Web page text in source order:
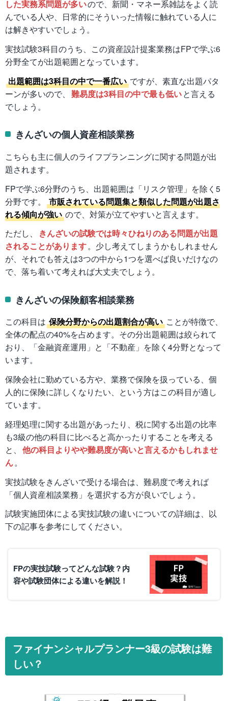
した実務系問題が多いので、新聞・マネー系雑誌をよく読
んでいる人や、日常的にそういった情報に触れている人に
は解きやすいでしょう。
実技試験3科目のうち、この資産設計提案業務はFPで学ぶ6
分野全てが出題範囲となっています。
出題範囲は3科目の中で一番広い ですが、素直な出題パタ
ーンが多いので、 難易度は3科目の中で最も低いと言える
でしょう。
きんざいの個人資産相談業務
こちらも主に個人のライフプランニングに関する問題が出
題されます。
FPで学ぶ6分野のうち、出題範囲は「リスク管理」を除く5
分野です。
市販されている問題集と類似した問題が出題さ
れる傾向が強い ので、対策が立てやすいと言えます。
ただし、
きんざいの試験では時々ひねりのある問題が出題
されることがあります。少し考えてしまうかもしれません
が、それでも答えは3つの中から1つを選べば良いだけなの
で、落ち着いて考えれば大丈夫でしょう。
きんざいの保険顧客相談業務
この科目は 保険分野からの出題割合が高い ことが特徴で、
全体の配点の40%を占めます。その分出題範囲は絞られて
おり、「金融資産運用」と「不動産」を除く4分野となって
います。
保険会社に勤めている方や、業務で保険を扱っている、個
人的に保険に詳しくなりたい、という方はこの科目が適し
ています。
経理処理に関する出題があったり、税に関する出題の比率
も3級の他の科目に比べると高かったりすることを考える
と、 他の科目よりやや難易度が高いと言えるかもしれませ
ん。
実技試験をきんざいで受ける場合は、難易度で考えれば
「個人資産相談業務」を選択する方が良いでしょう。
試験実施団体による実技試験の違いについての詳細は、以
下の記事を参考にしてください。
FPの実技試験ってどんな試験？内
容や試験団体による違いを解説！
ファイナンシャルプランナー3級の試験は難
しい？